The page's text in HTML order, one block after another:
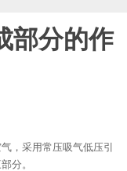
部分的作
，采用常压吸气低压引
分。